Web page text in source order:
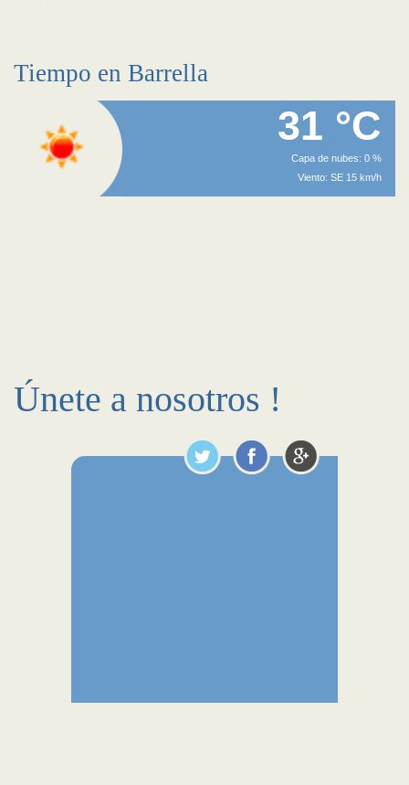
Tiempo en Barrella
31 °C
Capa de nubes: 0 %
Viento: SE 15 km/h
Únete a nosotros !